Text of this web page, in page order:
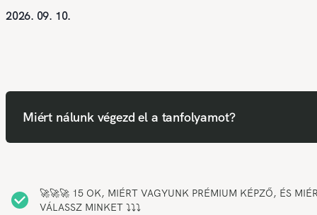
2026. 09. 10.
Miért nálunk végezd el a tanfolyamot?
🚀🚀🚀 15 OK, MIÉRT VAGYUNK PRÉMIUM KÉPZŐ, ÉS
VÁLASSZ MINKET ⤵️⤵️⤵️